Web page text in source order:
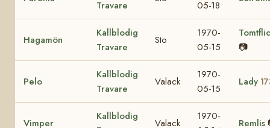
Travare
05-18
Hagamön
Kallblodig
Travare
Sto
1970-
05-15
📷
Pelo
Kallblodig
Travare
Valack
1970-
05-15
Lady
Vimper
Kallblodig
Valack
1970-
Remlis